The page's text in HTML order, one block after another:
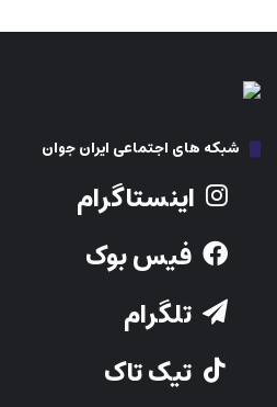
شبکه های اجتماعی ایران جوان
اینستاگرام
فیس بوک
تلگرام
تیک تاک